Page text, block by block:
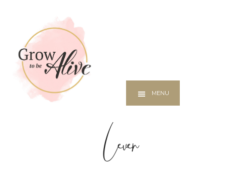
content
menu
voor
coaching
herstel
MENU
Leven